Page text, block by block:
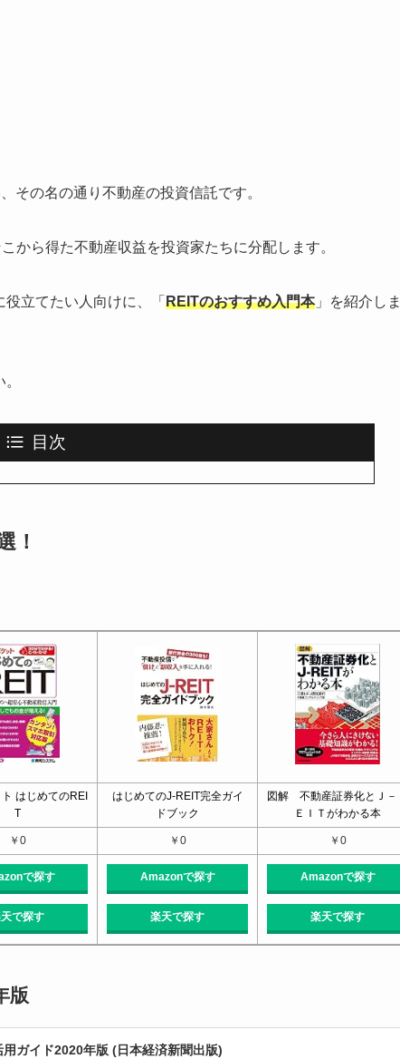
、その名の通り不動産の投資信託です。
から得た不動産収益を投資家たちに分配します。
立てたい人向けに、「 REITのおすすめ入門本」を紹介し
目次
！
はじめてのREI
T
はじめてのJ-REIT完全ガイ
ドブック
図解 不動産証券化とＪ－
ＥＩＴがわかる本
￥0 ￥0 ￥0
で探す
で探す
Amazonで探す
楽天で探す
Amazonで探す
楽天で探す
版
ガイド2020年版 (日本経済新聞出版)